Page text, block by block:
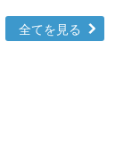
全てを見る